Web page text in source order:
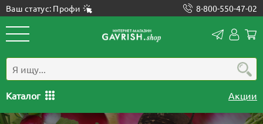
Ваш статус: Профи 8-800-550-47-02
Каталог Акции